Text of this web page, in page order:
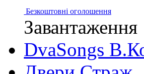
Безкоштовні оголошення
Завантаження
DvaSongs